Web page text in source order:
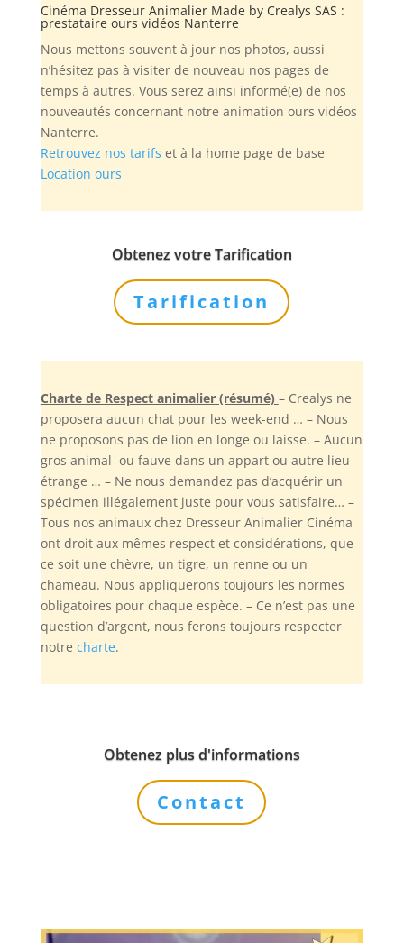
Cinéma Dresseur Animalier Made by Crealys SAS :
prestataire ours vidéos Nanterre
Nous mettons souvent à jour nos photos, aussi
n’hésitez pas à visiter de nouveau nos pages de
temps à autres. Vous serez ainsi informé(e) de nos
nouveautés concernant notre animation ours vidéos
Nanterre.
Retrouvez nos tarifs et à la home page de base
Location ours
Obtenez votre Tarification
Tarification
Charte de Respect animalier (résumé) – Crealys ne
proposera aucun chat pour les week-end … – Nous
ne proposons pas de lion en longe ou laisse. – Aucun
gros animal ou fauve dans un appart ou autre lieu
étrange … – Ne nous demandez pas d’acquérir un
spécimen illégalement juste pour vous satisfaire… –
Tous nos animaux chez Dresseur Animalier Cinéma
ont droit aux mêmes respect et considérations, que
ce soit une chèvre, un tigre, un renne ou un
chameau. Nous appliquerons toujours les normes
obligatoires pour chaque espèce. – Ce n’est pas une
question d’argent, nous ferons toujours respecter
notre charte.
Obtenez plus d'informations
Contact